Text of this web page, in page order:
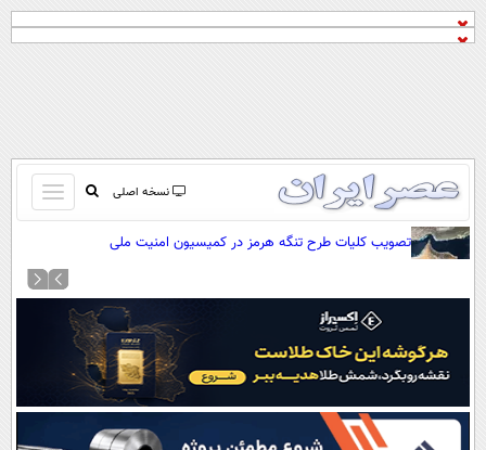
نسخه اصلی
باز
و
کردن
صفحه اول
آرشیو
نظرسنجی
آب و هوا
اوقات شرعی
تصویب کلیات طرح تنگه هرمز در کمیسیون امنیت ملی